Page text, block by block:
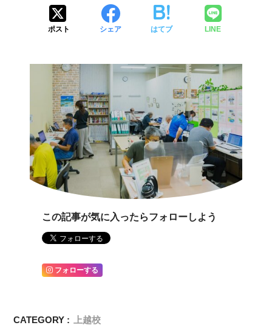
ポスト シェア はてブ LINE
この記事が気に入ったらフォローしよう
フォローする
CATEGORY : 上越校